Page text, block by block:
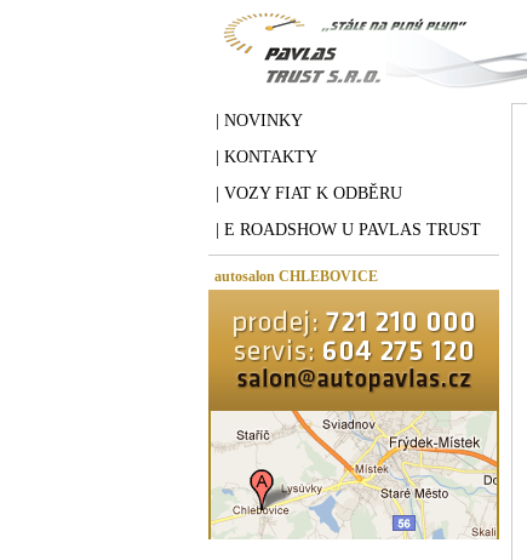
| NOVINKY
| KONTAKTY
| VOZY FIAT K ODBĚRU
| E ROADSHOW U PAVLAS TRUST
autosalon CHLEBOVICE